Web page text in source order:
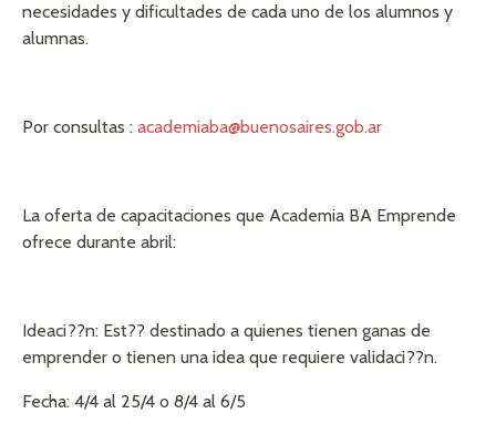
necesidades y dificultades de cada uno de los alumnos y
alumnas.
Por consultas : academiaba@buenosaires.gob.ar
La oferta de capacitaciones que Academia BA Emprende
ofrece durante abril:
Ideaci??n: Est?? destinado a quienes tienen ganas de
emprender o tienen una idea que requiere validaci??n.
Fecha: 4/4 al 25/4 o 8/4 al 6/5